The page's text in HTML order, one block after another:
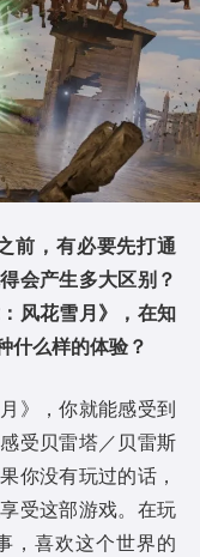
前，有必要先打通
会产生多大区别？
风花雪月》，在知
什么样的体验？
》，你就能感受到
受贝雷塔／贝雷斯
你没有玩过的话，
受这部游戏。在玩
，喜欢这个世界的